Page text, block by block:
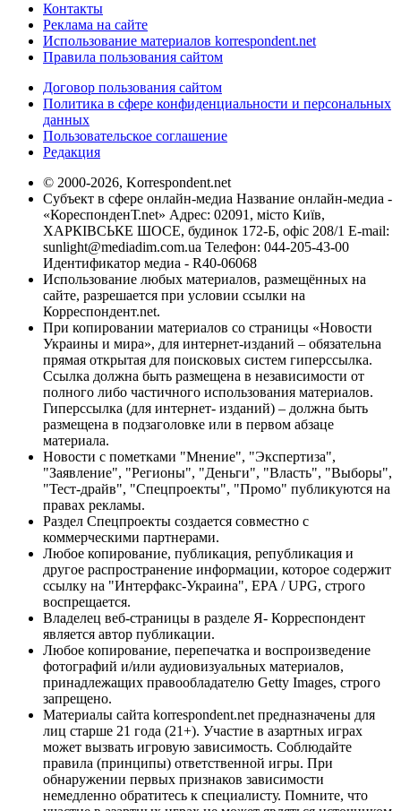
Контакты
Реклама на сайте
Использование материалов korrespondent.net
Правила пользования сайтом
Договор пользования сайтом
Политика в сфере конфиденциальности и персональных
данных
Пользовательское соглашение
Редакция
© 2000-2026, Korrespondent.net
Субъект в сфере онлайн-медиа Название онлайн-медиа -
«КореспонденТ.net» Адрес: 02091, місто Київ,
ХАРКІВСЬКЕ ШОСЕ, будинок 172-Б, офіс 208/1 E-mail:
sunlight@mediadim.com.ua Телефон: 044-205-43-00
Идентификатор медиа - R40-06068
Использование любых материалов, размещённых на
сайте, разрешается при условии ссылки на
Корреспондент.net.
При копировании материалов со страницы «Новости
Украины и мира», для интернет-изданий – обязательна
прямая открытая для поисковых систем гиперссылка.
Ссылка должна быть размещена в независимости от
полного либо частичного использования материалов.
Гиперссылка (для интернет- изданий) – должна быть
размещена в подзаголовке или в первом абзаце
материала.
Новости с пометками "Мнение", "Экспертиза",
"Заявление", "Регионы", "Деньги", "Власть", "Выборы",
"Тест-драйв", "Спецпроекты", "Промо" публикуются на
правах рекламы.
Раздел Спецпроекты создается совместно с
коммерческими партнерами.
Любое копирование, публикация, републикация и
другое распространение информации, которое содержит
ссылку на "Интерфакс-Украина", EPA / UPG, строго
воспрещается.
Владелец веб-страницы в разделе Я- Корреспондент
является автор публикации.
Любое копирование, перепечатка и воспроизведение
фотографий и/или аудиовизуальных материалов,
принадлежащих правообладателю Getty Images, строго
запрещено.
Материалы сайта korrespondent.net предназначены для
лиц старше 21 года (21+). Участие в азартных играх
может вызвать игровую зависимость. Соблюдайте
правила (принципы) ответственной игры. При
обнаружении первых признаков зависимости
немедленно обратитесь к специалисту. Помните, что